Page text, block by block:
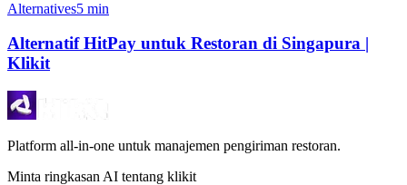
Alternatives5 min
Alternatif HitPay untuk Restoran di Singapura |
Klikit
Platform all-in-one untuk manajemen pengiriman restoran.
Minta ringkasan AI tentang klikit